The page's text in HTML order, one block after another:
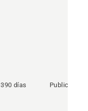
390 días Publicidad